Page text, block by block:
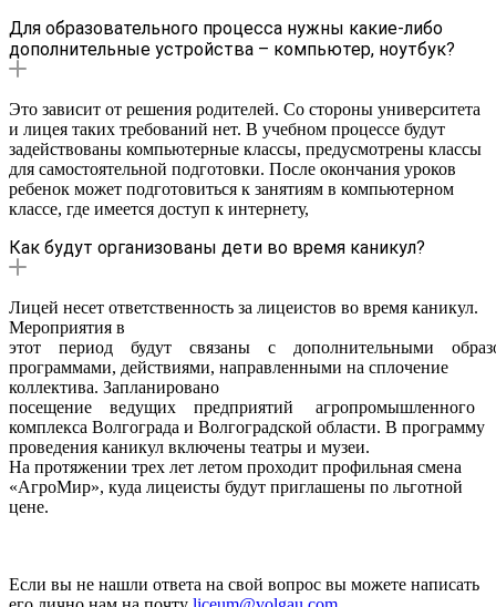
Для образовательного процесса нужны какие-либо
дополнительные устройства – компьютер, ноутбук?
Это зависит от решения родителей. Со стороны университета
и лицея таких требований нет. В учебном процессе будут
задействованы компьютерные классы, предусмотрены классы
для самостоятельной подготовки. После окончания уроков
ребенок может подготовиться к занятиям в компьютерном
классе, где имеется доступ к интернету,
Как будут организованы дети во время каникул?
Лицей несет ответственность за лицеистов во время каникул.
Мероприятия в
этот период будут связаны с дополнительными
программами, действиями, направленными на сплочение
коллектива. Запланировано
посещение ведущих предприятий агропромышленного
комплекса Волгограда и Волгоградской области. В программу
проведения каникул включены театры и музеи.
На протяжении трех лет летом проходит профильная смена
«АгроМир», куда лицеисты будут приглашены по льготной
цене.
Если вы не нашли ответа на свой вопрос вы можете написать